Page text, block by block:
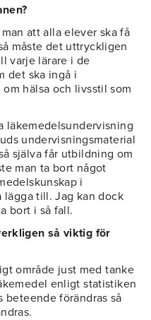
att alla elever ska få
måste det uttryckligen
varje lärare i de
det ska ingå i
hälsa och livsstil som
läkemedelsundervisning
undervisningsmaterial
själva får utbildning om
man ta bort något
i
lägga till. Jag kan dock
bort i så fall.
så viktig för
område just med tanke
enligt statistiken
beteende förändras så